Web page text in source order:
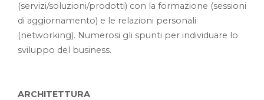
(servizi/soluzioni/prodotti) con la formazione (sessioni
di aggiornamento) e le relazioni personali
(networking). Numerosi gli spunti per individuare lo
sviluppo del business.
ARCHITETTURA